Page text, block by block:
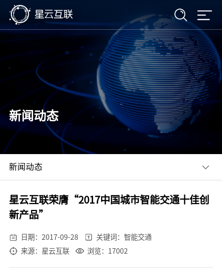
新闻动态
新闻动态
星云互联荣膺“2017中国城市智能交通十佳创
新产品”
日期：2017-09-28
关键词：智能交通
来源：星云互联
浏览：17002